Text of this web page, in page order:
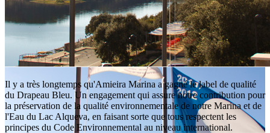
Il y a très longtemps qu'Amieira Marina a gagné le label de qualité
du Drapeau Bleu. Un engagement qui assure notre contribution pour
la préservation de la qualité environnementale de notre Marina et de
l'Eau du Lac Alqueva, en faisant sorte que tous respectent les
principes du Code Environnemental au niveau international.